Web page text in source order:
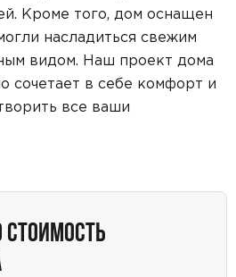
Кроме того, дом оснащен
насладиться свежим
видом. Наш проект дома
сочетает в себе комфорт и
все ваши